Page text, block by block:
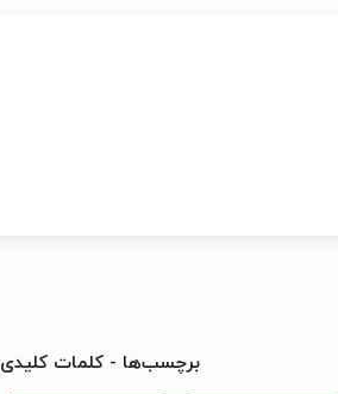
برچسب‌ها - کلمات کلیدی